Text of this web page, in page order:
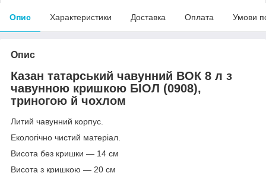
Опис Характеристики Доставка Оплата Умови
Опис
Казан татарський чавунний ВОК 8 л з
чавунною кришкою БІОЛ (0908),
триногою й чохлом
Литий чавунний корпус.
Екологічно чистий матеріал.
Висота без кришки — 14 см
Висота з кришкою — 20 см